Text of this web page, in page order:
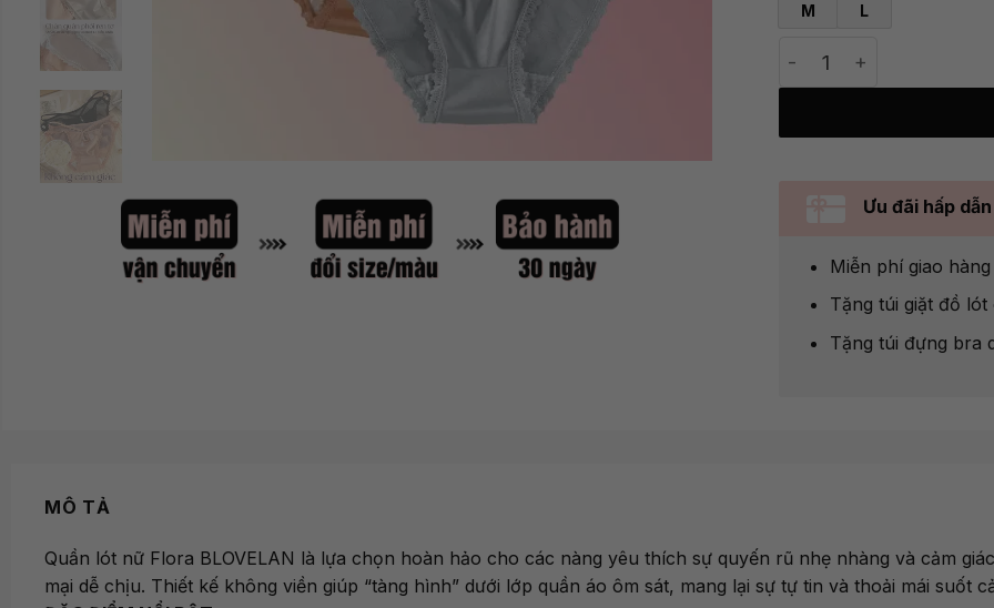
M L
Quần lót nữ vải satin
Ưu đãi hấp dẫn
Miễn phí giao
Tặng túi giặt đồ
Tặng túi đựng bra
MÔ TẢ
Quần lót nữ Flora BLOVELAN là lựa chọn hoàn hảo cho các nàng yêu thích sự quyến rũ nhẹ nhàng và cảm
mại dễ chịu. Thiết kế không viền giúp “tàng hình” dưới lớp quần áo ôm sát, mang lại sự tự tin và thoải mái suốt